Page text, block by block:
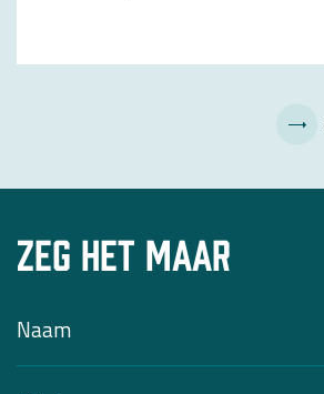
Zeg het maar